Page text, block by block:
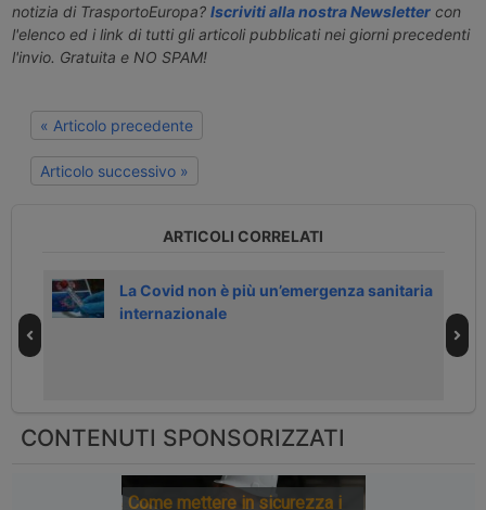
notizia di TrasportoEuropa? Iscriviti alla nostra Newslettercon
l'elenco ed i link di tutti gli articoli pubblicati nei giorni precedenti
l'invio. Gratuita e NO SPAM!
« Articolo precedente
Articolo successivo »
ARTICOLI CORRELATI
La Covid non è più un’emergenza sanitaria
internazionale
CONTENUTI SPONSORIZZATI
Come mettere in sicurezza i